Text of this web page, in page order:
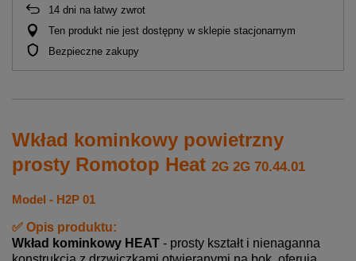
14 dni na łatwy zwrot
Ten produkt nie jest dostępny w sklepie stacjonarnym
Bezpieczne zakupy
Wkład kominkowy powietrzny
prosty Romotop Heat 2G 2G 70.44.01
Model - H2P 01
✅ Opis produktu:
Wkład kominkowy HEAT - prosty kształt i nienaganna